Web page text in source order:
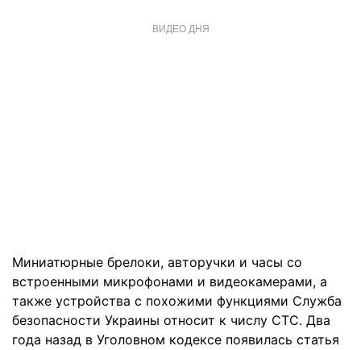
ВИДЕО ДНЯ
Миниатюрные брелоки, авторучки и часы со
встроенными микрофонами и видеокамерами, а
также устройства с похожими функциями Служба
безопасности Украины относит к числу СТС. Два
года назад в Уголовном кодексе появилась статья